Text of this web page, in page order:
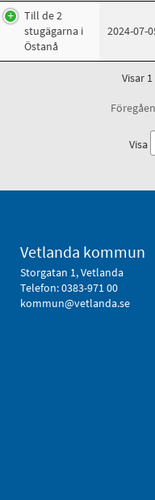
Till de 2
stugägarna i
Östanå
2024-07-
Visar
Visa
Vetlanda kommun
Storgatan 1, Vetlanda
Telefon:0383-971 00
kommun@vetlanda.se